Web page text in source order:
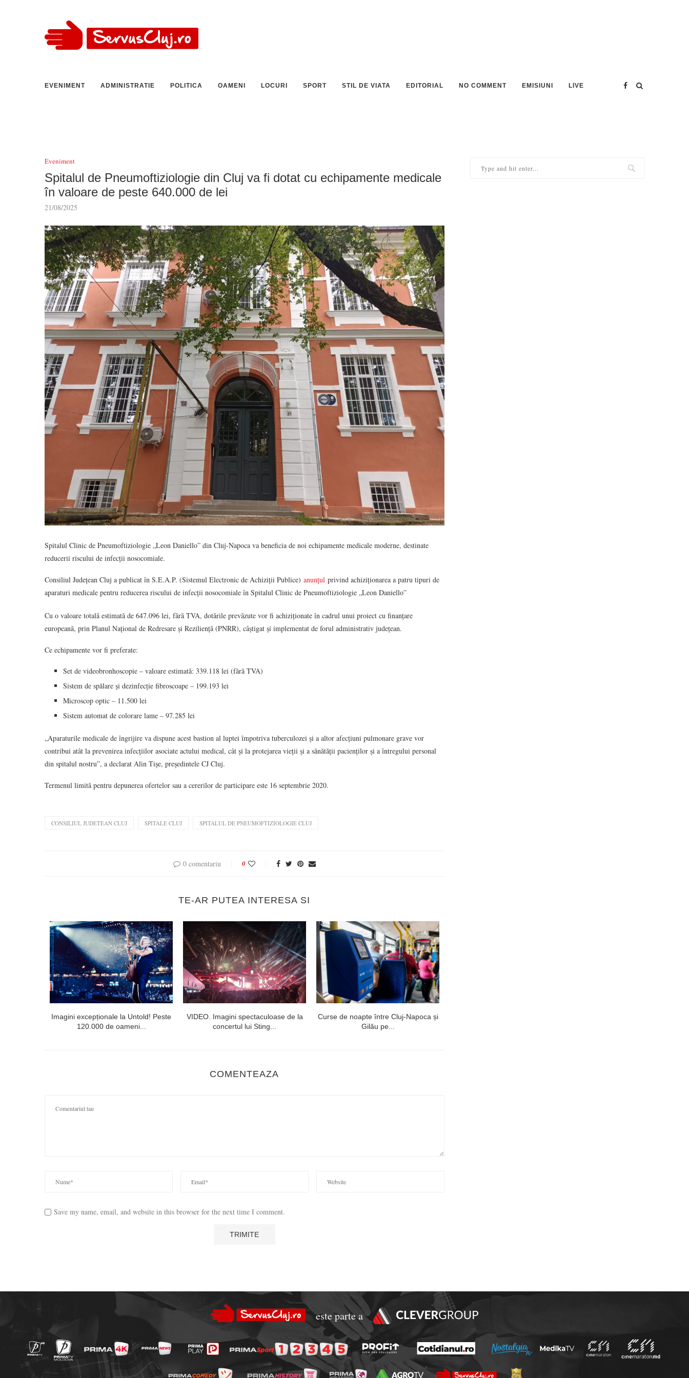
EVENIMENT ADMINISTRATIE POLITICA OAMENI LOCURI SPORT STIL DE VIATA EDITORIAL NO COMMENT EMISIUNI LIVE
Eveniment
Spitalul de Pneumoftiziologie din Cluj va fi dotat cu echipamente medicale
în valoare de peste 640.000 de lei
21/08/2025
Spitalul Clinic de Pneumoftiziologie „Leon Daniello” din Cluj-Napoca va beneficia de noi echipamente medicale moderne, destinate
reducerii riscului de infecții nosocomiale.
Consiliul Județean Cluj a publicat în S.E.A.P. (Sistemul Electronic de Achiziții Publice) anunțul privind achiziționarea a patru tipuri de
aparaturi medicale pentru reducerea riscului de infecții nosocomiale în Spitalul Clinic de Pneumoftiziologie „Leon Daniello”
Cu o valoare totală estimată de 647.096 lei, fără TVA, dotările prevăzute vor fi achiziționate în cadrul unui proiect cu finanțare
europeană, prin Planul Național de Redresare și Reziliență (PNRR), câștigat și implementat de forul administrativ județean.
Ce echipamente vor fi preferate:
Set de videobronhoscopie – valoare estimată: 339.118 lei (fără TVA)
Sistem de spălare și dezinfecție fibroscoape – 199.193 lei
Microscop optic – 11.500 lei
Sistem automat de colorare lame – 97.285 lei
„Aparaturile medicale de îngrijire va dispune acest bastion al luptei împotriva tuberculozei și a altor afecțiuni pulmonare grave vor
contribui atât la prevenirea infecțiilor asociate actului medical, cât și la protejarea vieții și a sănătății pacienților și a întregului personal
din spitalul nostru”, a declarat Alin Tișe, președintele CJ Cluj.
Termenul limită pentru depunerea ofertelor sau a cererilor de participare este 16 septembrie 2020.
CONSILIUL JUDETEAN CLUJ SPITALE CLUJ SPITALUL DE PNEUMOFTIZIOLOGIE CLUJ
0 comentariu 0
TE-AR PUTEA INTERESA SI
Imagini excepționale la Untold! Peste
120.000 de oameni...
VIDEO. Imagini spectaculoase de la
concertul lui Sting...
Curse de noapte între Cluj-Napoca și
Gilău pe...
COMENTEAZA
Save my name, email, and website in this browser for the next time I comment.
este parte a